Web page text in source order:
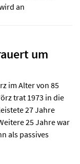
an
um
im Alter von 85
trat 1973 in die
27 Jahre
25 Jahre war
als passives